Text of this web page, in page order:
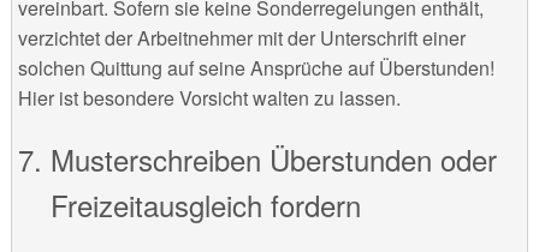
vereinbart. Sofern sie keine Sonderregelungen enthält,
verzichtet der Arbeitnehmer mit der Unterschrift einer
solchen Quittung auf seine Ansprüche auf Überstunden!
Hier ist besondere Vorsicht walten zu lassen.
Musterschreiben Überstunden oder
Freizeitausgleich fordern